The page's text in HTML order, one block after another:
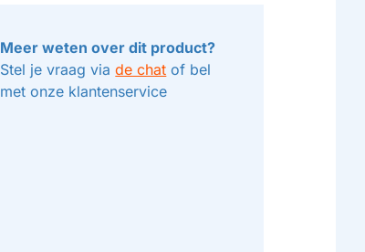
Meer weten over dit product?
Stel je vraag viade chat of bel
met onze klantenservice